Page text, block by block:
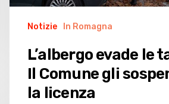
licenza
Notizie In Romagna
L’albergo evade le
Il Comune gli
la licenza